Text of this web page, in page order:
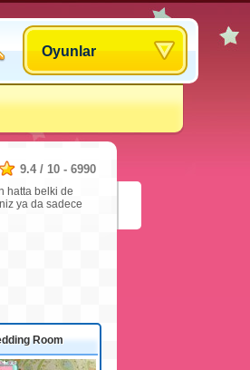
Oyunlar
9.4 / 10 - 6990
hatta belki de
ya da sadece
Room